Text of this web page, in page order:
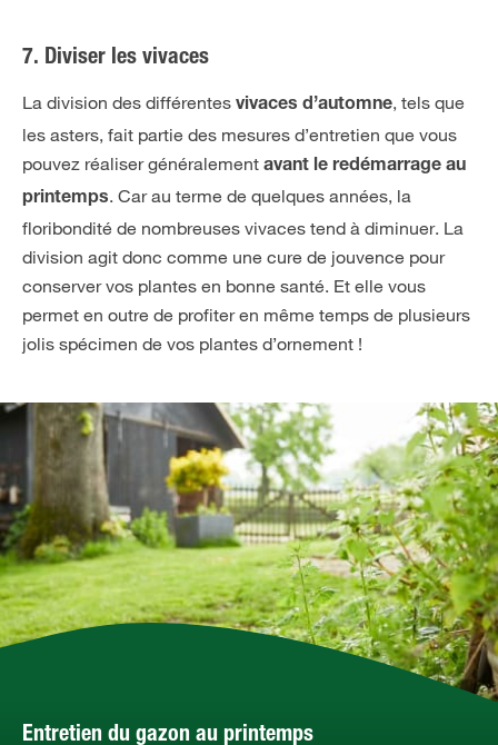
7. Diviser les vivaces
La division des différentes vivaces d’automne, tels que
les asters, fait partie des mesures d’entretien que vous
pouvez réaliser généralement avant le redémarrage au
printemps. Car au terme de quelques années, la
floribondité de nombreuses vivaces tend à diminuer. La
division agit donc comme une cure de jouvence pour
conserver vos plantes en bonne santé. Et elle vous
permet en outre de profiter en même temps de plusieurs
jolis spécimen de vos plantes d’ornement !
Entretien du gazon au printemps